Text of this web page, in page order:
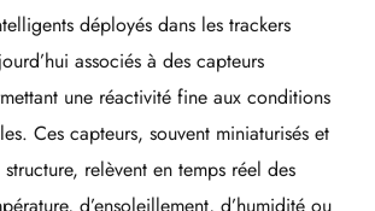
déployés dans les trackers
associés à des capteurs
une réactivité fine aux conditions
Ces capteurs, souvent miniaturisés et
relèvent en temps réel des